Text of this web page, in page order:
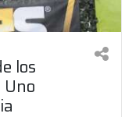
los